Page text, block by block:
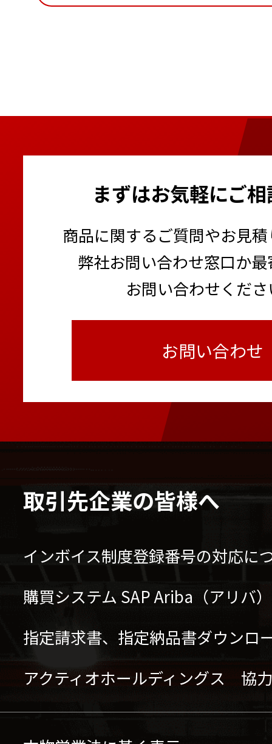
まずはお気軽にご
商品に関するご質問やお見
弊社お問い合わせ窓口か
お問い合わせくだ
お問い合わせ
取引先企業の皆様へ
インボイス制度登録番号の対応に
購買システム SAP Ariba（アリバ
指定請求書、指定納品書ダウンロ
アクティオホールディングス 協